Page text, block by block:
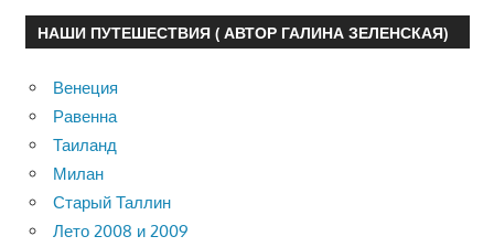
НАШИ ПУТЕШЕСТВИЯ ( АВТОР ГАЛИНА ЗЕЛЕНСКАЯ)
Венеция
Равенна
Таиланд
Милан
Старый Таллин
Лето 2008 и 2009